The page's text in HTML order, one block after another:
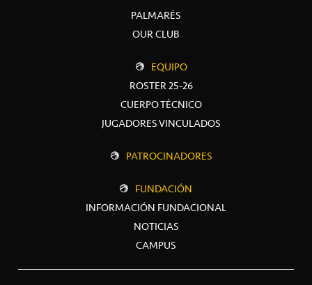
PALMARÉS
OUR CLUB
EQUIPO
ROSTER 25-26
CUERPO TÉCNICO
JUGADORES VINCULADOS
PATROCINADORES
FUNDACIÓN
INFORMACIÓN FUNDACIONAL
NOTICIAS
CAMPUS